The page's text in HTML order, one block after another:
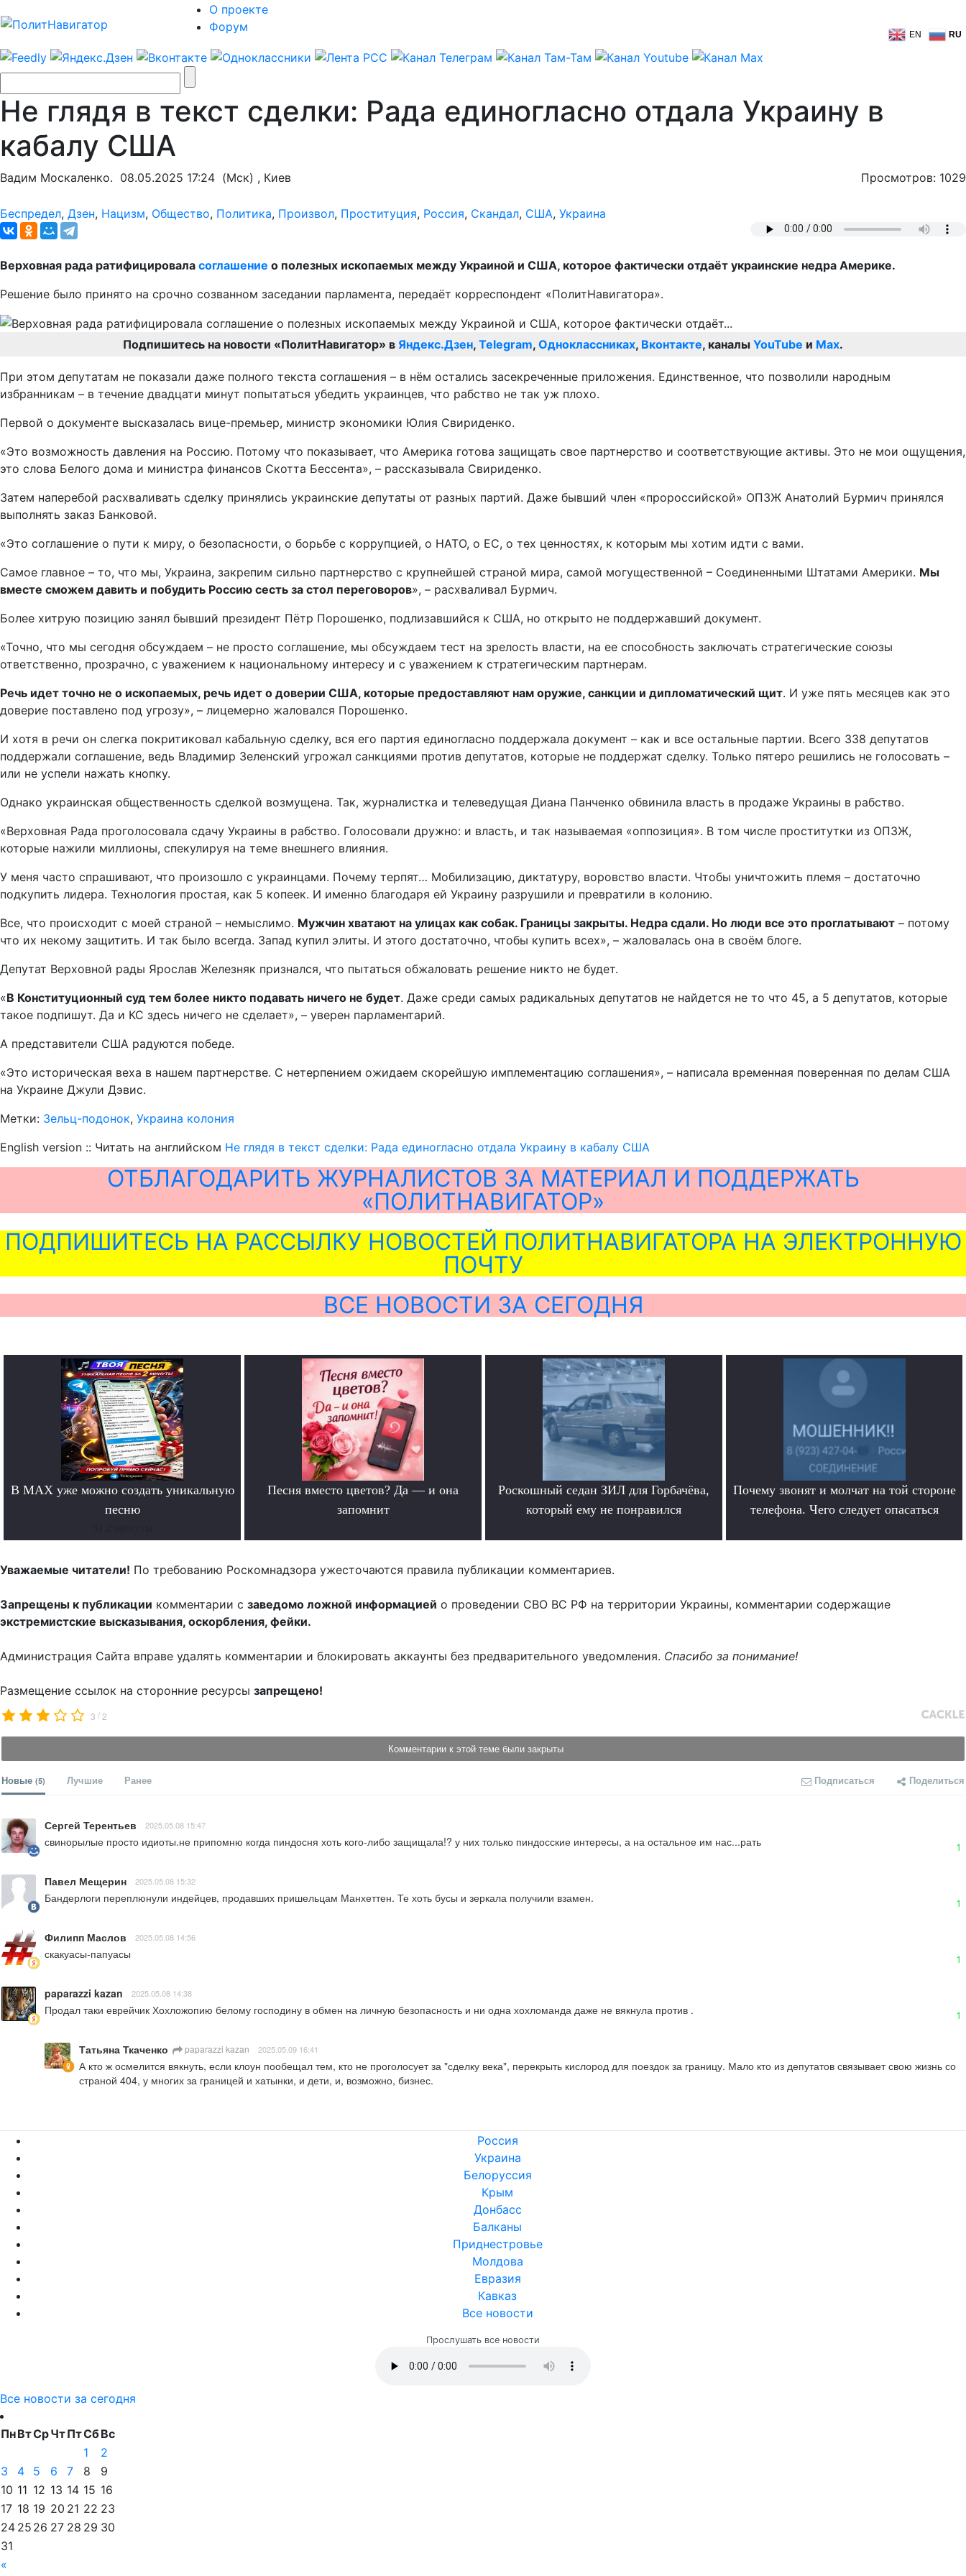
О проекте
Форум
EN RU
Не глядя в текст сделки: Рада единогласно отдала Украину в
кабалу США
Вадим Москаленко. 08.05.2025 17:24 (Мск) , Киев Просмотров: 1029
Беспредел, Дзен, Нацизм, Общество, Политика, Произвол, Проституция, Россия, Скандал, США, Украина
Верховная рада ратифицировала соглашение о полезных ископаемых между Украиной и США, которое фактически отдаёт украинские недра Америке.
Решение было принято на срочно созванном заседании парламента, передаёт корреспондент «ПолитНавигатора».
Подпишитесь на новости «ПолитНавигатор» в Яндекс.Дзен, Telegram, Одноклассниках, Вконтакте, каналы YouTube и Max.
При этом депутатам не показали даже полного текста соглашения – в нём остались засекреченные приложения. Единственное, что позволили народным
избранникам – в течение двадцати минут попытаться убедить украинцев, что рабство не так уж плохо.
Первой о документе высказалась вице-премьер, министр экономики Юлия Свириденко.
«Это возможность давления на Россию. Потому что показывает, что Америка готова защищать свое партнерство и соответствующие активы. Это не мои ощущения,
это слова Белого дома и министра финансов Скотта Бессента», – рассказывала Свириденко.
Затем наперебой расхваливать сделку принялись украинские депутаты от разных партий. Даже бывший член «пророссийской» ОПЗЖ Анатолий Бурмич принялся
выполнять заказ Банковой.
«Это соглашение о пути к миру, о безопасности, о борьбе с коррупцией, о НАТО, о ЕС, о тех ценностях, к которым мы хотим идти с вами.
Самое главное – то, что мы, Украина, закрепим сильно партнерство с крупнейшей страной мира, самой могущественной – Соединенными Штатами Америки. Мы
вместе сможем давить и побудить Россию сесть за стол переговоров», – расхваливал Бурмич.
Более хитрую позицию занял бывший президент Пётр Порошенко, подлизавшийся к США, но открыто не поддержавший документ.
«Точно, что мы сегодня обсуждаем – не просто соглашение, мы обсуждаем тест на зрелость власти, на ее способность заключать стратегические союзы
ответственно, прозрачно, с уважением к национальному интересу и с уважением к стратегическим партнерам.
Речь идет точно не о ископаемых, речь идет о доверии США, которые предоставляют нам оружие, санкции и дипломатический щит. И уже пять месяцев как это
доверие поставлено под угрозу», – лицемерно жаловался Порошенко.
И хотя в речи он слегка покритиковал кабальную сделку, вся его партия единогласно поддержала документ – как и все остальные партии. Всего 338 депутатов
поддержали соглашение, ведь Владимир Зеленский угрожал санкциями против депутатов, которые не поддержат сделку. Только пятеро решились не голосовать –
или не успели нажать кнопку.
Однако украинская общественность сделкой возмущена. Так, журналистка и телеведущая Диана Панченко обвинила власть в продаже Украины в рабство.
«Верховная Рада проголосовала сдачу Украины в рабство. Голосовали дружно: и власть, и так называемая «оппозиция». В том числе проститутки из ОПЗЖ,
которые нажили миллионы, спекулируя на теме внешнего влияния.
У меня часто спрашивают, что произошло с украинцами. Почему терпят… Мобилизацию, диктатуру, воровство власти. Чтобы уничтожить племя – достаточно
подкупить лидера. Технология простая, как 5 копеек. И именно благодаря ей Украину разрушили и превратили в колонию.
Все, что происходит с моей страной – немыслимо. Мужчин хватают на улицах как собак. Границы закрыты. Недра сдали. Но люди все это проглатывают – потому
что их некому защитить. И так было всегда. Запад купил элиты. И этого достаточно, чтобы купить всех», – жаловалась она в своём блоге.
Депутат Верховной рады Ярослав Железняк признался, что пытаться обжаловать решение никто не будет.
«В Конституционный суд тем более никто подавать ничего не будет. Даже среди самых радикальных депутатов не найдется не то что 45, а 5 депутатов, которые
такое подпишут. Да и КС здесь ничего не сделает», – уверен парламентарий.
А представители США радуются победе.
«Это историческая веха в нашем партнерстве. С нетерпением ожидаем скорейшую имплементацию соглашения», – написала временная поверенная по делам США
на Украине Джули Дэвис.
Метки: Зельц-подонок, Украина колония
English version :: Читать на английском Не глядя в текст сделки: Рада единогласно отдала Украину в кабалу США
ОТБЛАГОДАРИТЬ ЖУРНАЛИСТОВ ЗА МАТЕРИАЛ И ПОДДЕРЖАТЬ
«ПОЛИТНАВИГАТОР»
ПОДПИШИТЕСЬ НА РАССЫЛКУ НОВОСТЕЙ ПОЛИТНАВИГАТОРА НА ЭЛЕКТРОННУЮ
ПОЧТУ
ВСЕ НОВОСТИ ЗА СЕГОДНЯ
В MAX уже можно создать уникальную
песню
Песня вместо цветов? Да — и она
запомнит
Роскошный седан ЗИЛ для Горбачёва,
который ему не понравился
Почему звонят и молчат на той стороне
телефона. Чего следует опасаться
Уважаемые читатели! По требованию Роскомнадзора ужесточаются правила публикации комментариев.
Запрещены к публикации комментарии с заведомо ложной информацией о проведении СВО ВС РФ на территории Украины, комментарии содержащие
экстремистские высказывания, оскорбления, фейки.
Администрация Сайта вправе удалять комментарии и блокировать аккаунты без предварительного уведомления. Спасибо за понимание!
Размещение ссылок на сторонние ресурсы запрещено!
3 /2
Комментарии к этой теме были закрыты
Новые (5) Лучшие Ранее Подписаться Поделиться
Сергей Терентьев 2025.05.08 15:47
свинорылые просто идиоты.не припомню когда пиндосня хоть кого-либо защищала!? у них только пиндосские интересы, а на остальное им нас...рать 1
Павел Мещерин 2025.05.08 15:32
Бандерлоги переплюнули индейцев, продавших пришельцам Манхеттен. Те хоть бусы и зеркала получили взамен. 1
Филипп Маслов 2025.05.08 14:56
скакуасы-папуасы 1
paparazzi kazan 2025.05.08 14:38
Продал таки еврейчик Хохложопию белому господину в обмен на личную безопасность и ни одна хохломанда даже не вякнула против . 1
Татьяна Ткаченко paparazzi kazan 2025.05.09 16:41
А кто ж осмелится вякнуть, если клоун пообещал тем, кто не проголосует за "сделку века", перекрыть кислород для поездок за границу. Мало кто из депутатов связывает свою жизнь со
страной 404, у многих за границей и хатынки, и дети, и, возможно, бизнес.
Россия
Украина
Белоруссия
Крым
Донбасс
Балканы
Приднестровье
Молдова
Евразия
Кавказ
Все новости
Прослушать все новости
Все новости за сегодня
ПнВтСрЧтПтСбВс
«
1
2
3
4 5 6 7 8
9
10 11 12 13 14 15 16
17 18 19 20 21 22 23
24 25 26 27 28 29 30
31